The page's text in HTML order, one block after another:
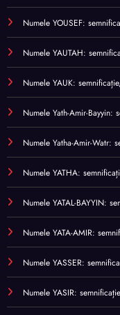
Numele YOUSEF:
Numele YAUTAH:
Numele YAUK:
Numele Yath-Amir-
Numele Yatha-Amir-Watr:
Numele YATHA:
Numele YATAL-BAYYIN:
Numele YATA-AMIR:
Numele YASSER:
Numele YASIR: